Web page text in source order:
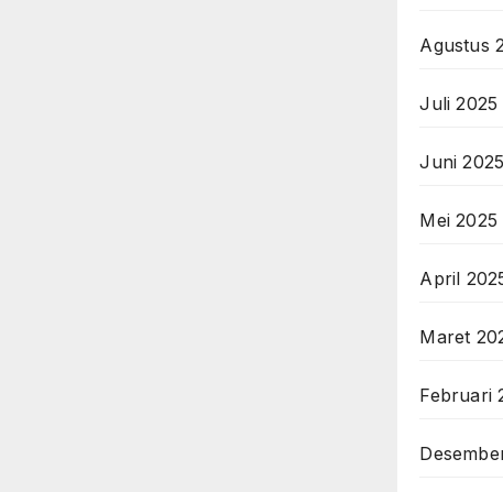
Agustus
Juli 2025
Juni 2025
Mei 2025
April
Maret
Februari